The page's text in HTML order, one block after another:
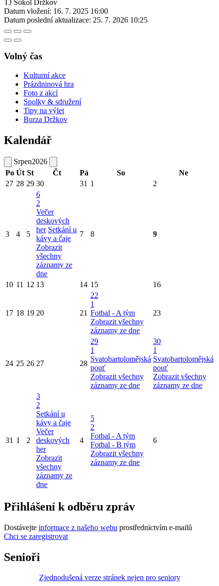
TJ Sokol Držkov
Datum vložení: 16. 7. 2025 16:00
Datum poslední aktualizace: 25. 7. 2026 10:25
Volný čas
Kulturní akce
Prázdninová hra
Foto z akcí
Spolky & sdružení
Tipy na výlet
Burza Držkov
Kalendář
Srpen2026
Po Út St Čt Pá So
Ne
27 28 29 30 31 1 2
3 4 5
6
2
Večer
deskových
her Setkání u
kávy a čaje
Zobrazit
všechny
záznamy ze
dne
7 8 9
10 11 12 13 14 15 16
17 18 19 20 21
22
1
Fotbal - A tým
Zobrazit všechny
záznamy ze dne
23
24 25 26 27 28
29
1
Svatobartolomějská
pouť
Zobrazit všechny
záznamy ze dne
30
1
Svatobartolomějská
pouť
Zobrazit všechny
záznamy ze dne
31 1 2
3
2
Setkání u
kávy a čaje
Večer
deskových
her
Zobrazit
všechny
záznamy ze
dne
4
5
2
Fotbal - A tým
Fotbal - B tým
Zobrazit všechny
záznamy ze dne
6
Přihlášení k odběru zpráv
Dostávejte informace z našeho webu prostřednictvím e-mailů
Chci se zaregistrovat
Senioři
Zjednodušená verze stránek nejen pro seniory